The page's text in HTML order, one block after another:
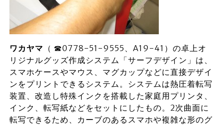
ワカヤマ （ ☎0778-51-9555、A19-41）の卓上オ
リジナルグッズ作成システム「サーフデザイン」は、
スマホケースやマウス、マグカップなどに直接デザイ
ンをプリントできるシステム。システムは熱圧着転写
装置、改造し特殊インクを搭載した家庭用プリンタ、
インク、転写紙などをセットにしたもの。2次曲面に
転写できるため、カーブのあるスマホや複雑な形のグ